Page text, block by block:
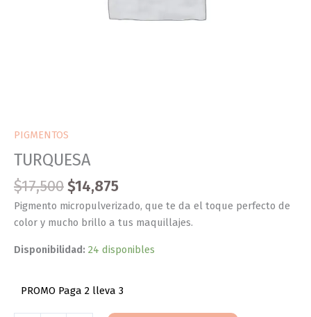
PIGMENTOS
TURQUESA
$17,500$14,875
Pigmento micropulverizado, que te da el toque perfecto de
color y mucho brillo a tus maquillajes.
Disponibilidad: 24 disponibles
PROMO Paga 2 lleva 3